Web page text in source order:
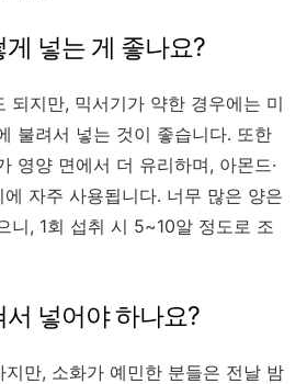
게 넣는 게 좋나요?
되지만, 믹서기가 약한 경우에는 미
불려서 넣는 것이 좋습니다. 또한
영양 면에서 더 유리하며, 아몬드·
에 자주 사용됩니다. 너무 많은 양은
니, 1회 섭취 시 5~10알 정도로 조
서 넣어야 하나요?
만, 소화가 예민한 분들은 전날 밤